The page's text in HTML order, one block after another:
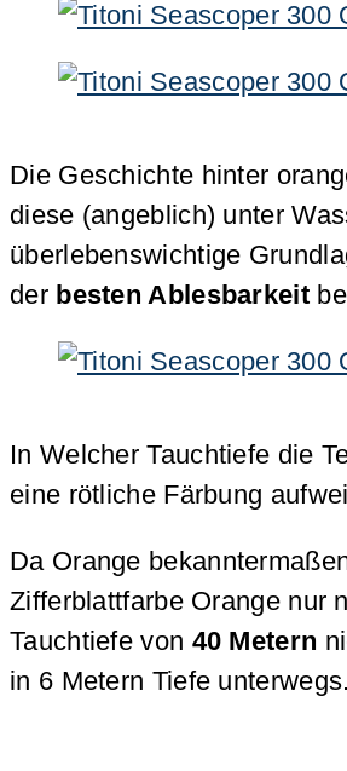
Die Geschichte hinter
diese (angeblich) unter
überlebenswichtige
der besten Ablesbarkeit
In Welcher Tauchtiefe die
eine rötliche Färbung
Da Orange
Zifferblattfarbe Orange nur
Tauchtiefe von 40 Metern
in 6 Metern Tiefe unterwegs.